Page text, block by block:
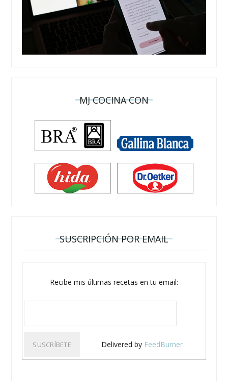
MJ COCINA CON
SUSCRIPCIÓN POR EMAIL
Recibe mis últimas recetas en tu email:
Delivered by FeedBurner